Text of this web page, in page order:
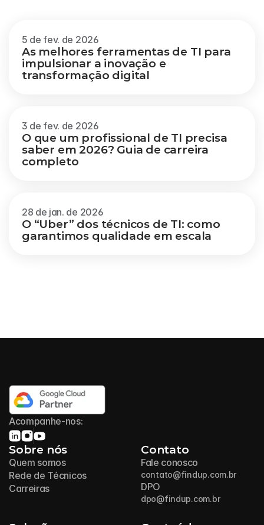
5 de fev. de 2026
As melhores ferramentas de TI para
impulsionar a inovação e
transformação digital
3 de fev. de 2026
O que um profissional de TI precisa
saber em 2026? Guia de carreira
completo
28 de jan. de 2026
O “Uber” dos técnicos de TI: como
garantimos qualidade em escala
Acompanhe-nos:
Sobre nós
Quem somos
Rede de Técnicos
Carreiras
Contato
Fale conosco
contato@findup.com.br
DPO
dpo@findup.com.br